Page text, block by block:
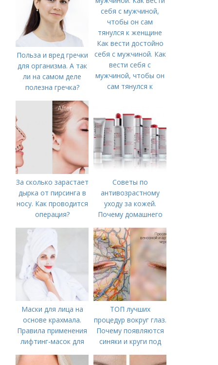
Польза и вред гречки
для организма. А так
ли на самом деле
полезна гречка?
Как вести достойно
себя с мужчиной. Как
вести себя с
мужчиной, чтобы он
сам тянулся к
За сколько зарастает
дырка от пирсинга в
носу. Как проводится
операция?
Советы по
антивозрастному
уходу за кожей.
Почему домашнего
Маски для лица на
основе крахмала.
Правила применения
лифтинг-масок для
ТОП лучших
процедур вокруг глаз.
Почему появляются
синяки и круги под